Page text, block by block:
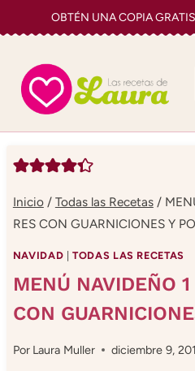
al
contenido
OBTÉN UNA COPIA
Inicio / Todas las Recetas /
RES CON GUARNICIONES Y
NAVIDAD |TODAS LAS RECETAS
MENÚ NAVIDEÑO
CON
Por Laura Muller diciembre 9,